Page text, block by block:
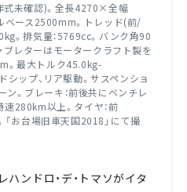
式未確認)。全長4270×全幅
ース2500mm。トレッド(前/
。排気量：5769cc。バンク角90
レターはモータークラフト製を
。最大トルク45.0kg-
ップ、リア駆動。サスペンショ
ン。ブレーキ：前後共にベンチレ
速280km以上。タイヤ：前
お台場旧車天国2018」にて撮
ンドロ・デ・トマソがイタ